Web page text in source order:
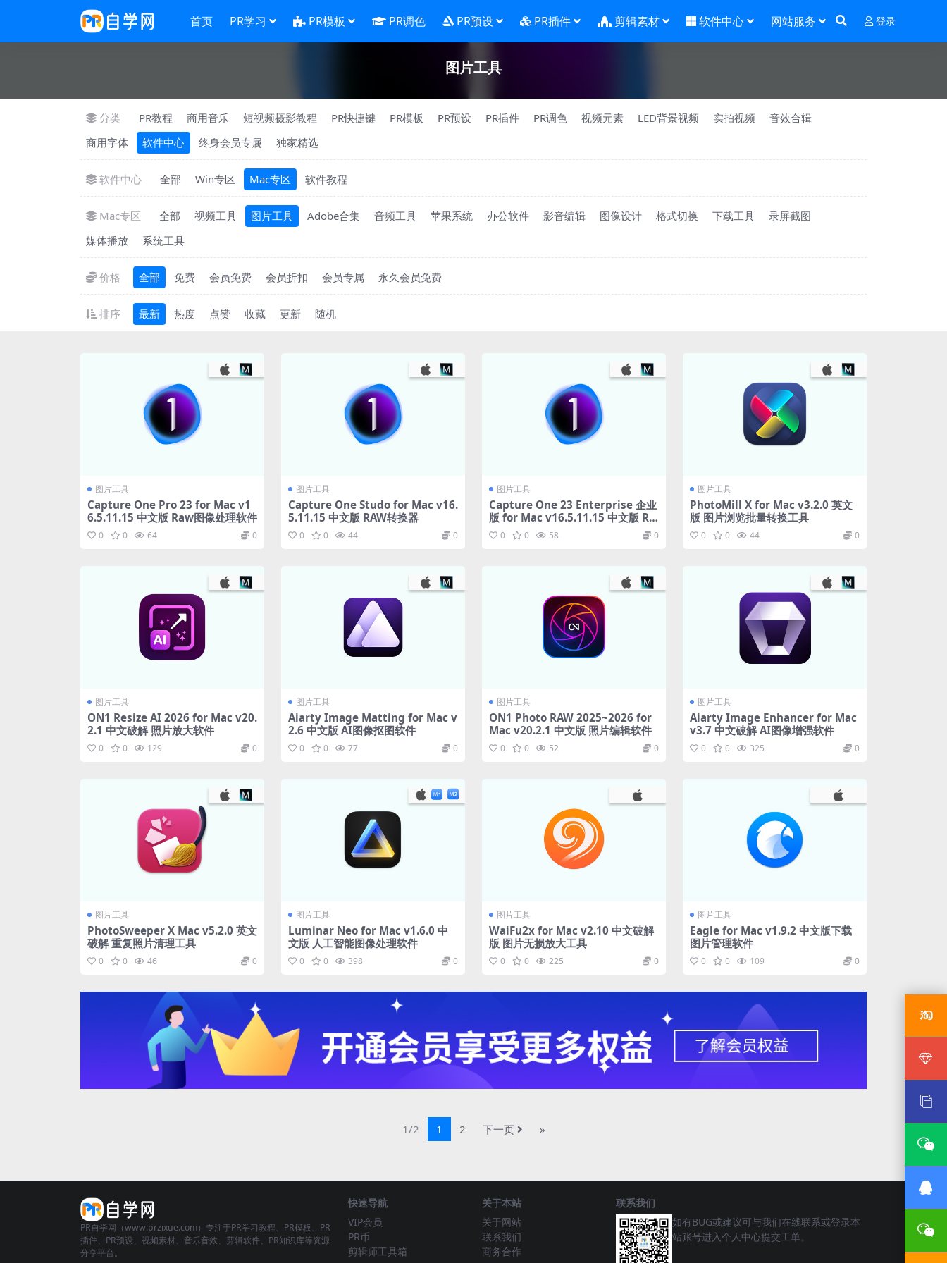
首页 PR学习 PR模板 PR调色 PR预设 PR插件 剪辑素材 软件中心 网站服务 登录
图片工具
分类 PR教程 商用音乐 短视频摄影教程 PR快捷键 PR模板 PR预设 PR插件 PR调色 视频元素 LED背景视频 实拍视频
音效合辑
商用字体
软件中心 终身会员专属 独家精选
软件中心 全部 Win专区 Mac专区 软件教程
Mac专区 全部 视频工具 图片工具 Adobe合集 音频工具 苹果系统 办公软件 影音编辑 图像设计 格式切换 下载工具
录屏截图
媒体播放
系统工具
价格 全部 免费 会员免费 会员折扣 会员专属 永久会员免费
排序 最新 热度 点赞 收藏 更新 随机
图片工具
Capture One Pro 23 for Mac v1
6.5.11.15 中文版 Raw图像处理软件
0 0 64 0
图片工具
Capture One Studo for Mac v16.
5.11.15 中文版 RAW转换器
0 0 44 0
图片工具
Capture One 23 Enterprise 企业
版 for Mac v16.5.11.15 中文版 Ra
w图像处理软件
0 0 58 0
图片工具
PhotoMill X for Mac v3.2.0 英文
版 图片浏览批量转换工具
0 0 44 0
图片工具
ON1 Resize AI 2026 for Mac v20.
2.1 中文破解 照片放大软件
0 0 129 0
图片工具
Aiarty Image Matting for Mac v
2.6 中文版 AI图像抠图软件
0 0 77 0
图片工具
ON1 Photo RAW 2025~2026 for
Mac v20.2.1 中文版 照片编辑软件
0 0 52 0
图片工具
Aiarty Image Enhancer for Mac
v3.7 中文破解 AI图像增强软件
0 0 325 0
图片工具
PhotoSweeper X Mac v5.2.0 英文
破解 重复照片清理工具
0 0 46 0
图片工具
Luminar Neo for Mac v1.6.0 中
文版 人工智能图像处理软件
0 0 398 0
图片工具
WaiFu2x for Mac v2.10 中文破解
版 图片无损放大工具
0 0 225 0
图片工具
Eagle for Mac v1.9.2 中文版下载
图片管理软件
0 0 109 0
1/2 1 2 下一页 »
PR自学网（www.przixue.com）专注于PR学习教程、PR模板、PR
插件、PR预设、视频素材、音乐音效、剪辑软件、PR知识库等资源
分享平台。
快速导航
VIP会员
PR币
剪辑师工具箱
关于本站
关于网站
联系我们
商务合作
联系我们
如有BUG或建议可与我们在线联系或登录本
站账号进入个人中心提交工单。